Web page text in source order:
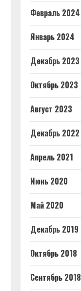
Февраль 2024
Январь 2024
Декабрь 2023
Октябрь 2023
Август 2023
Декабрь 2022
Апрель 2021
Июнь 2020
Май 2020
Декабрь 2019
Октябрь 2018
Сентябрь 2018